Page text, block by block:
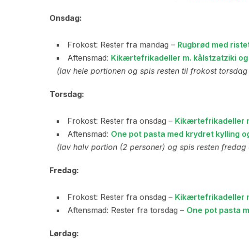
Onsdag:
Frokost: Rester fra mandag – Rugbrød med
Aftensmad: Kikærtefrikadeller m. kålstzatziki
(lav hele portionen og spis resten til frokost
Torsdag:
Frokost: Rester fra onsdag – Kikærtefrikadeller
Aftensmad: One pot pasta med krydret kylling
(lav halv portion (2 personer) og spis resten
Fredag:
Frokost: Rester fra onsdag – Kikærtefrikadeller
Aftensmad: Rester fra torsdag – One pot pasta
Lørdag: